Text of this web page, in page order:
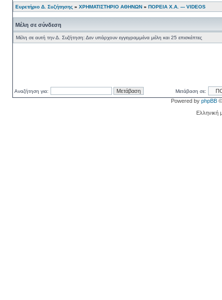
Ευρετήριο Δ. Συζήτησης » ΧΡΗΜΑΤΙΣΤΗΡΙΟ ΑΘΗΝΩΝ » ΠΟΡΕΙΑ Χ.Α. --- VIDEOS
Μέλη σε σύνδεση
Μέλη σε αυτή την Δ. Συζήτηση: Δεν υπάρχουν εγγεγραμμένα μέλη και 25 επισκέπτες
Αναζήτηση για: Μετάβαση σε:
Powered by phpBB
Ελληνική